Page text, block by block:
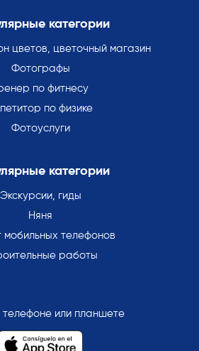
категории
цветов, цветочный магазин
Фотографы
по фитнесу
по физике
Фотоуслуги
категории
Экскурсии, гиды
Няня
мобильных телефонов
работы
или планшете